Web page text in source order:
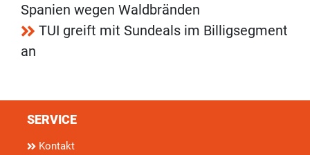
Spanien wegen Waldbränden
TUI greift mit Sundeals im Billigsegment
an
SERVICE
Kontakt